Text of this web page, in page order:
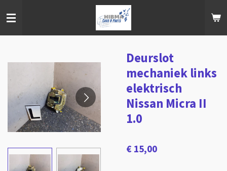
direct
Deurslot
mechaniek links
elektrisch
Nissan Micra II
1.0
€ 15,00